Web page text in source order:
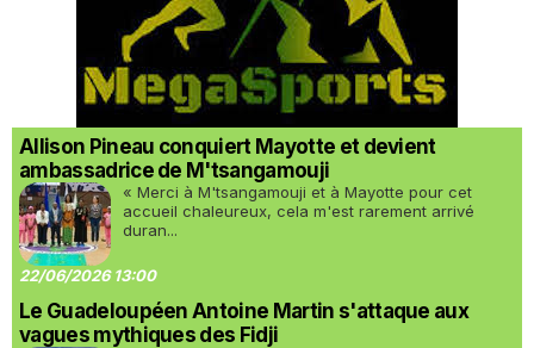
Allison Pineau conquiert Mayotte et devient
ambassadrice de M'tsangamouji
« Merci à M'tsangamouji et à Mayotte pour cet
accueil chaleureux, cela m'est rarement arrivé
duran...
22/06/2026 13:00
Le Guadeloupéen Antoine Martin s'attaque aux
vagues mythiques des Fidji